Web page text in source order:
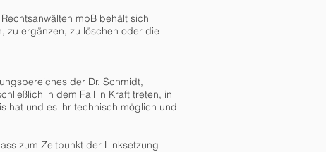
mbB behält sich
zu ergänzen, zu löschen oder die
der Dr. Schmidt,
in dem Fall in Kraft treten, in
hat und es ihr technisch möglich und
zum Zeitpunkt der Linksetzung